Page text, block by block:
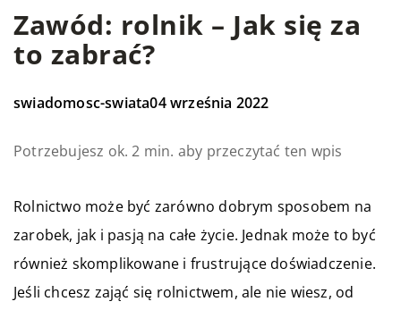
Zawód: rolnik – Jak się za
to zabrać?
swiadomosc-swiata04 września 2022
Potrzebujesz ok. 2 min. aby przeczytać ten wpis
Rolnictwo może być zarówno dobrym sposobem na
zarobek, jak i pasją na całe życie. Jednak może to być
również skomplikowane i frustrujące doświadczenie.
Jeśli chcesz zająć się rolnictwem, ale nie wiesz, od